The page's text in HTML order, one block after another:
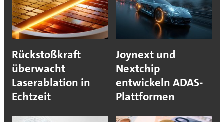
Rückstoßkraft
überwacht
Laserablation in
Echtzeit
Joynext und
Nextchip
entwickeln ADAS-
Plattformen